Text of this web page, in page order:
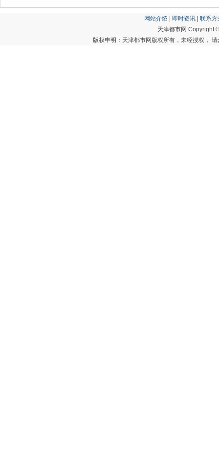
网站介绍 即时资讯
联系方
天津都市网 Copyright
版权申明：天津都市网版权所有，未经授权，